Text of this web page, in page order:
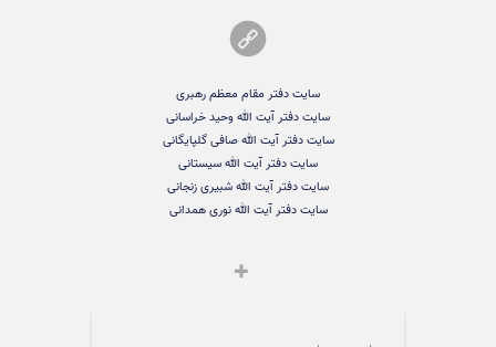
سایت دفتر مقام معظم رهبری
سایت دفتر آیت الله وحید خراسانی
سایت دفتر آیت الله صافی گلپایگانی
سایت دفتر آیت الله سیستانی
سایت دفتر آیت الله شبیری زنجانی
سایت دفتر آیت الله نوری همدانی